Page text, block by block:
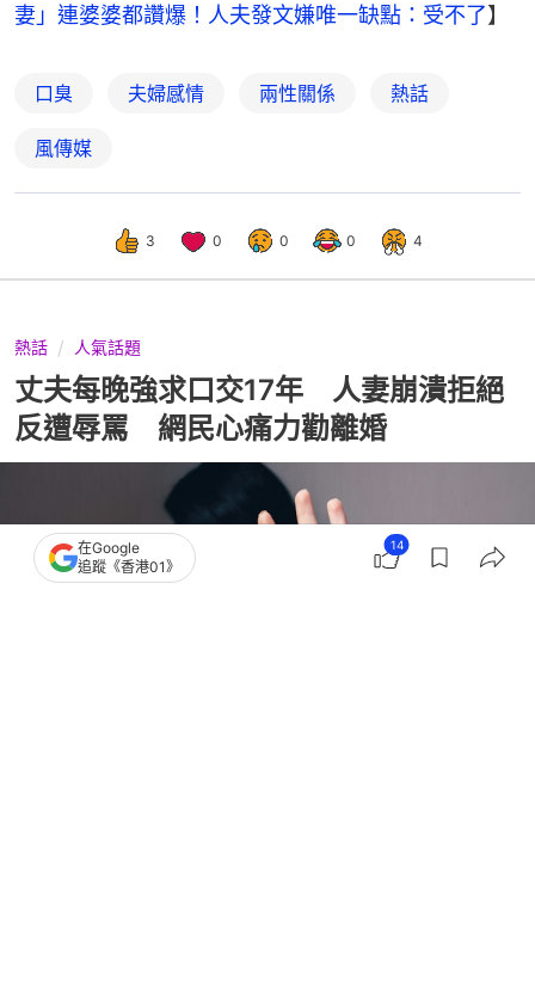
妻」連婆婆都讚爆！人夫發文嫌唯一缺點：受不了】
口臭 夫婦感情 兩性關係 熱話
風傳媒
3 0 0 0 4
熱話 人氣話題
丈夫每晚強求口交17年 人妻崩潰拒絕
反遭辱罵 網民心痛力勸離婚
在Google
追蹤《香港01》
14